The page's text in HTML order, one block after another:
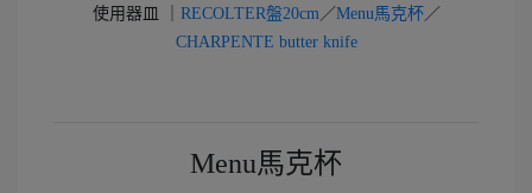
使用器皿 ｜ RECOLTER盤20cm／Menu馬克杯／
CHARPENTE butter knife
Menu馬克杯